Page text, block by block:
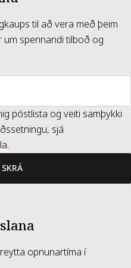
til að vera með þeim
spennandi tilboð og
póstlista og veiti samþykki
sjá
.
SKRÁ
opnunartíma í